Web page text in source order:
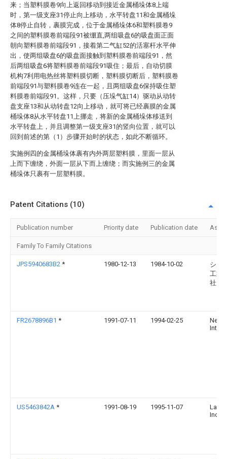
来；当塑料膜卷9向上返回移动到接近金属桶垛体8上端
时，第一级支座31停止向上移动，水平转盘11和金属桶垛
体8停止自转，裹膜完成，位于金属桶垛体6和塑料膜卷9
之间的塑料膜卷前端段91被绷直,两组吸盘6的吸盘面正面
朝向塑料膜卷前端段91，接着第二气缸52的活塞杆水平伸
出，使两组吸盘6的吸盘面接触到塑料膜卷前端段91，然
后两组吸盘6将塑料膜卷前端段91吸住；最后，自动切膜
机构7利用电热丝将塑料膜切断，塑料膜切断后，塑料膜卷
前端段91与塑料膜卷9连在一起，且两组吸盘6保持吸住塑
料膜卷前端段91。这样，只要（压垛气缸14）驱动从动转
盘支座13和从动转盘12向上移动，就可将已经裹膜的金属
桶垛体8从水平转盘11上挪走，将新的金属桶垛体移送到
水平转盘上，并且调整第一级支座31的竖向位置，就可以
回到前述的第（1）步骤开始时的状态，如此不断循环。
实施例四的金属桶垛体裹有内外两层塑料膜，里面一层从
上而下缠绕，外面一层从下而上缠绕；而实施例三的金属
桶垛体只裹有一层塑料膜。
Patent Citations (10)
Publication number Priority date Publication date
Family To Family Citations
JPS5940683B2 * 1980-12-13 1984-10-02
シン
工業
社
FR2678896B1 * 1991-07-11 1994-02-25
US5463842A * 1991-08-19 1995-11-07
Inc.